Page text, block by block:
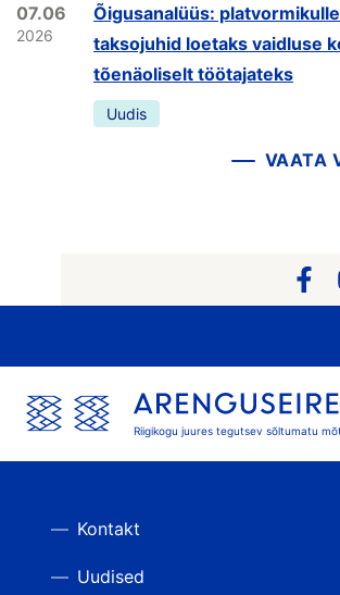
07.06
2026
Õigusanalüüs:
taksojuhid loetaks vaidluse
tõenäoliselt töötajateks
Uudis
VAATA
Riigikogu juures tegutsev sõltumatu
Kontakt
Uudised